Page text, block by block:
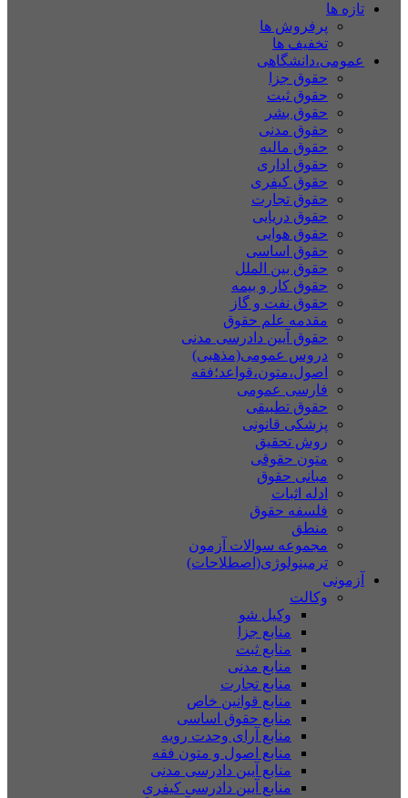
تازه ها
پرفروش ها
تخفیف ها
عمومی،دانشگاهی
حقوق جزا
حقوق ثبت
حقوق بشر
حقوق مدنی
حقوق مالیه
حقوق اداری
حقوق کیفری
حقوق تجارت
حقوق دریایی
حقوق هوایی
حقوق اساسی
حقوق بین الملل
حقوق کار و بیمه
حقوق نفت و گاز
مقدمه علم حقوق
حقوق آیین دادرسی مدنی
دروس عمومی(مذهبی)
اصول،متون،قواعد؛فقه
فارسی عمومی
حقوق تطبیقی
پزشکی قانونی
روش تحقیق
متون حقوقی
مبانی حقوق
ادله اثبات
فلسفه حقوق
منطق
مجموعه سوالات آزمون
ترمینولوژی(اصطلاحات)
آزمونی
وکالت
وکیل شو
منابع جزا
منابع ثبت
منابع مدنی
منابع تجارت
منابع قوانین خاص
منابع حقوق اساسی
منابع آرای وحدت رویه
منابع اصول و متون فقه
منابع آیین دادرسی مدنی
منابع آیین دادرسی کیفری